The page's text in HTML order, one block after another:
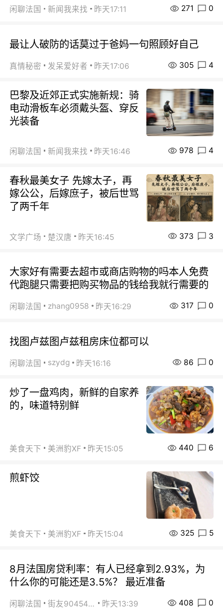
闲聊法国 新闻我来找 昨天17:11 271 0
最让人破防的话莫过于爸妈一句照顾好自己
真情秘密 发呆爱好者 昨天17:06 305 4
巴黎及近郊正式实施新规：骑
电动滑板车必须戴头盔、穿反
光装备
闲聊法国 新闻我来找 昨天16:46 978 4
春秋最美女子 先嫁太子，再
嫁公公，后嫁庶子，被后世骂
了两千年
文学广场 楚汉唐 昨天16:45 373 3
大家好有需要去超市或商店购物的吗本人免费
代跑腿只需要把购买物品的钱给我就行需要的
闲聊法国 zhang0958 昨天16:29 317 0
找图卢兹图卢兹租房床位都可以
闲聊法国 szydg 昨天16:16 86 0
炒了一盘鸡肉，新鲜的自家养
的，味道特别鲜
美食天下 美洲豹XF 昨天15:05 440 6
煎虾饺
美食天下 美洲豹XF 昨天15:04 325 5
8月法国房贷利率：有人已经拿到2.93%，为
什么你的可能还是3.5%？ 最近准备
闲聊法国 街友90454511 昨天13:39 408 0